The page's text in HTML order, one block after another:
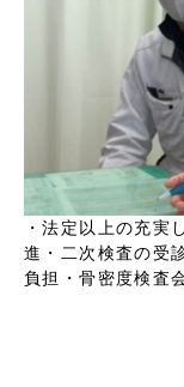
・法定以上の充実
進 ・二次検査の受
負担
・骨密度検査